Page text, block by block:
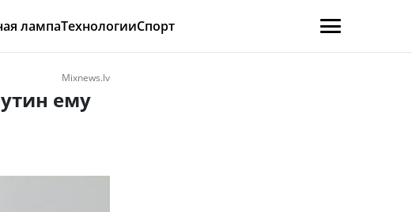
лампаТехнологииСпорт
Mixnews.lv
ему